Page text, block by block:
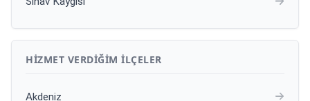
HIZMET VERDIĞIM İLÇELER
Akdeniz